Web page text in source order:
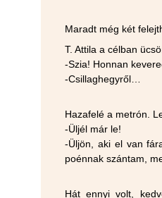
Maradt még két
T. Attila a célban
-Szia! Honnan
-Csillaghegyről…
Hazafelé a metrón.
-Üljél már le!
-Üljön, aki el van
poénnak szántam,
Hát ennyi volt,